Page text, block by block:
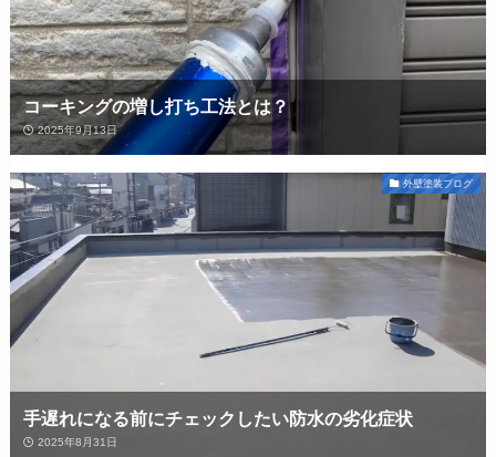
コーキングの増し打ち工法とは？
2025年9月13日
外壁塗装ブログ
手遅れになる前にチェックしたい防水の劣化症状
2025年8月31日